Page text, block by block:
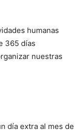
humanas
365 días
nuestras
día extra al mes de